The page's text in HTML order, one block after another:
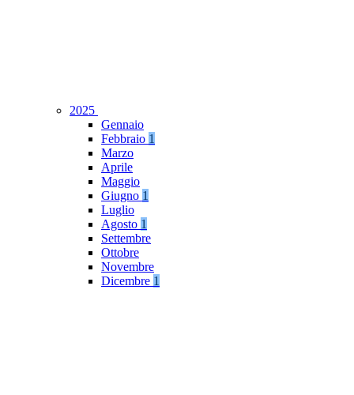
2025
Gennaio
Febbraio 1
Marzo
Aprile
Maggio
Giugno 1
Luglio
Agosto 1
Settembre
Ottobre
Novembre
Dicembre 1